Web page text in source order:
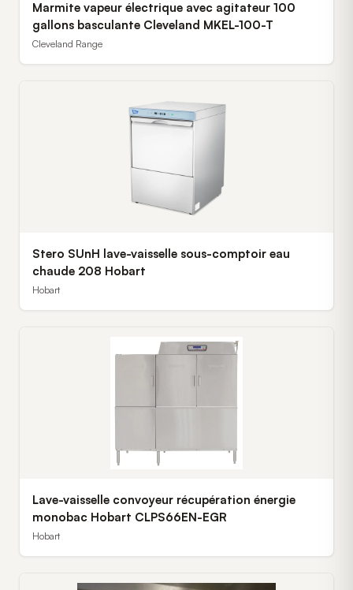
Marmite vapeur électrique avec agitateur 100
gallons basculante Cleveland MKEL-100-T
Cleveland Range
Stero SUnH lave-vaisselle sous-comptoir eau
chaude 208 Hobart
Hobart
Lave-vaisselle convoyeur récupération énergie
monobac Hobart CLPS66EN-EGR
Hobart